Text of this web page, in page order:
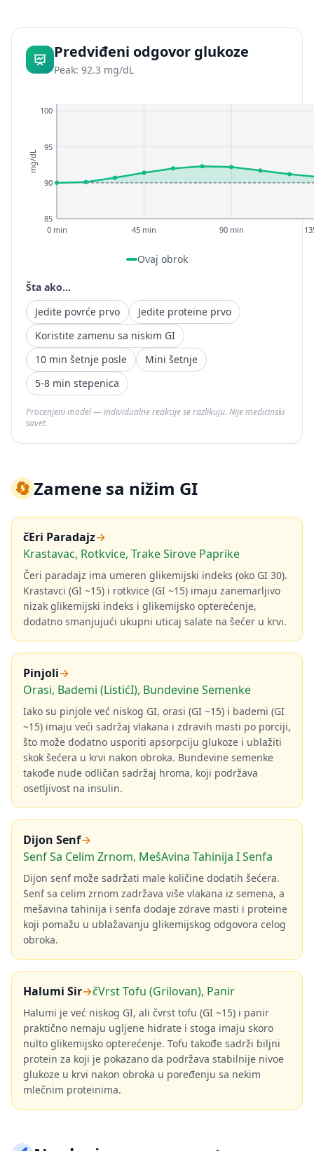
Predviđeni odgovor glukoze
Peak: 92.3 mg/dL
85
90
95
100
0 min 45 min 90 min
mg/dL
Ovaj obrok
Šta ako...
Jedite povrće prvo
Jedite proteine prvo
Koristite zamenu sa niskim GI
10 min šetnje posle
Mini šetnje
5-8 min stepenica
Procenjeni model — individualne reakcije se razlikuju. Nije medicinski
savet.
🔄Zamene sa nižim GI
čEri Paradajz→
Krastavac, Rotkvice, Trake Sirove Paprike
Čeri paradajz ima umeren glikemijski indeks (oko GI 30).
Krastavci (GI ~15) i rotkvice (GI ~15) imaju zanemarljivo
nizak glikemijski indeks i glikemijsko opterećenje,
dodatno smanjujući ukupni uticaj salate na šećer u krvi.
Pinjoli→
Orasi, Bademi (ListićI), Bundevine Semenke
Iako su pinjole već niskog GI, orasi (GI ~15) i bademi (GI
~15) imaju veći sadržaj vlakana i zdravih masti po porciji,
što može dodatno usporiti apsorpciju glukoze i ublažiti
skok šećera u krvi nakon obroka. Bundevine semenke
takođe nude odličan sadržaj hroma, koji podržava
osetljivost na insulin.
Dijon Senf→
Senf Sa Celim Zrnom, MešAvina Tahinija I Senfa
Dijon senf može sadržati male količine dodatih šećera.
Senf sa celim zrnom zadržava više vlakana iz semena, a
mešavina tahinija i senfa dodaje zdrave masti i proteine
koji pomažu u ublažavanju glikemijskog odgovora celog
obroka.
Halumi Sir→čVrst Tofu (Grilovan), Panir
Halumi je već niskog GI, ali čvrst tofu (GI ~15) i panir
praktično nemaju ugljene hidrate i stoga imaju skoro
nulto glikemijsko opterećenje. Tofu takođe sadrži biljni
protein za koji je pokazano da podržava stabilnije nivoe
glukoze u krvi nakon obroka u poređenju sa nekim
mlečnim proteinima.